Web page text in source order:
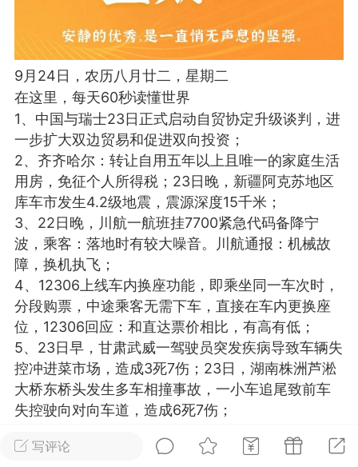
爆汗熊 卡卡动能素 无创溶斑术
美业357 芯诗妍 卡卡美业
每次200金币 点击购买
师 小熊水光
爆汗熊
脂
卡卡动能素
皇斯普拉雅
建术
DRYY面膜 微晶溶斑术
爆款平台 Lv.8 靓号
加盟商
26 23:18
电脑端 美业资讯
闪充小白罐
本/双效闪充，养出紧致小白脸！一、项
充小白罐 = 闪充大白肌（仪器）× 草本
产品）×极光嫩肤啫喱（产品）这是一套
护...写评论
9月24日，农历八月廿二，星期二
在这里，每天60秒读懂世界
1、中国与瑞士23日正式启动自贸协定升级谈判，进
一步扩大双边贸易和促进双向投资；
2、齐齐哈尔：转让自用五年以上且唯一的家庭生活
用房，免征个人所得税；23日晚，新疆阿克苏地区
库车市发生4.2级地震，震源深度15千米；
3、22日晚，川航一航班挂7700紧急代码备降宁
波，乘客：落地时有较大噪音。川航通报：机械故
障，换机执飞；
4、12306上线车内换座功能，即乘坐同一车次时，
分段购票，中途乘客无需下车，直接在车内更换座
位，12306回应：和直达票价相比，有高有低；
5、23日早，甘肃武威一驾驶员突发疾病导致车辆失
控冲进菜市场，造成3死7伤；23日，湖南株洲芦淞
大桥东桥头发生多车相撞事故，一小车追尾致前车
失控驶向对向车道，造成6死7伤；
方：学校的是定制牛奶可加热。当地教育局：正在